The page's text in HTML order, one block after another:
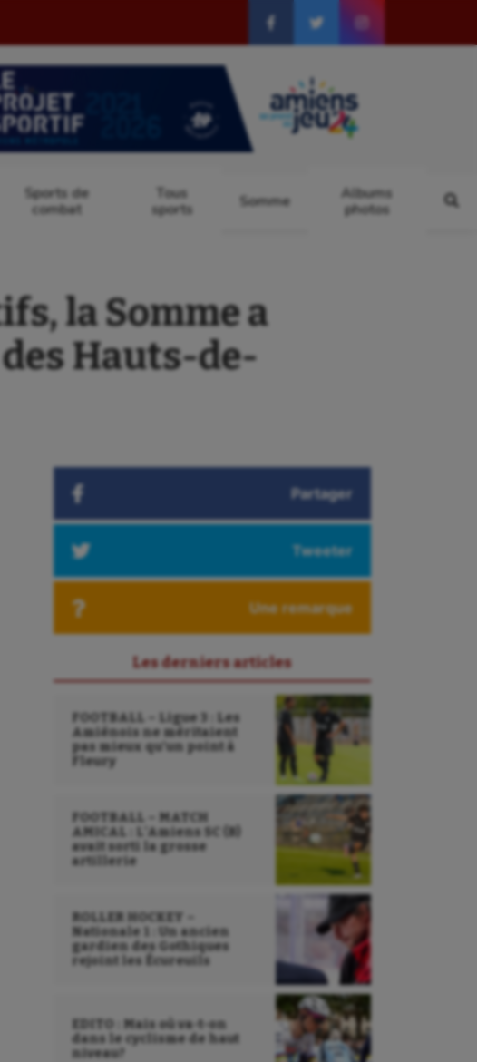
Sports de
combat
Tous
sports
Somme
Albums
photos
la Somme a
Hauts-de-
Partager
Tweeter
Une remarque
Les derniers articles
FOOTBALL – Ligue 3 : Les
Amiénois ne méritaient
pas mieux qu’un point à
Fleury
FOOTBALL – MATCH
AMICAL : L’Amiens SC (B)
avait sorti la grosse
artillerie
ROLLER HOCKEY –
Nationale 1 : Un ancien
gardien des Gothiques
rejoint les Écureuils
EDITO : Mais où va-t-on
dans le cyclisme de haut
niveau?